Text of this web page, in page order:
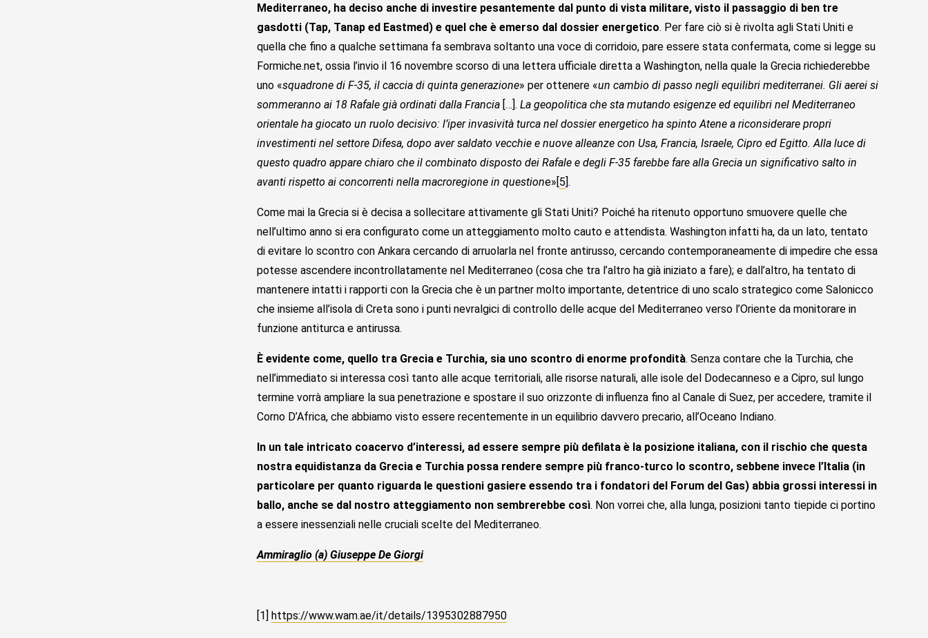
Mediterraneo, ha deciso anche di investire pesantemente dal punto di vista militare, visto il passaggio di ben tre
gasdotti (Tap, Tanap ed Eastmed) e quel che è emerso dal dossier energetico. Per fare ciò si è rivolta agli Stati Uniti e
quella che fino a qualche settimana fa sembrava soltanto una voce di corridoio, pare essere stata confermata, come si legge su
Formiche.net, ossia l’invio il 16 novembre scorso di una lettera ufficiale diretta a Washington, nella quale la Grecia richiederebbe
uno «squadrone di F-35, il caccia di quinta generazione» per ottenere «un cambio di passo negli equilibri mediterranei. Gli aerei si
sommeranno ai 18 Rafale già ordinati dalla Francia […]. La geopolitica che sta mutando esigenze ed equilibri nel Mediterraneo
orientale ha giocato un ruolo decisivo: l’iper invasività turca nel dossier energetico ha spinto Atene a riconsiderare propri
investimenti nel settore Difesa, dopo aver saldato vecchie e nuove alleanze con Usa, Francia, Israele, Cipro ed Egitto. Alla luce di
questo quadro appare chiaro che il combinato disposto dei Rafale e degli F-35 farebbe fare alla Grecia un significativo salto in
avanti rispetto ai concorrenti nella macroregione in questione»[5].
Come mai la Grecia si è decisa a sollecitare attivamente gli Stati Uniti? Poiché ha ritenuto opportuno smuovere quelle che
nell’ultimo anno si era configurato come un atteggiamento molto cauto e attendista. Washington infatti ha, da un lato, tentato
di evitare lo scontro con Ankara cercando di arruolarla nel fronte antirusso, cercando contemporaneamente di impedire che essa
potesse ascendere incontrollatamente nel Mediterraneo (cosa che tra l’altro ha già iniziato a fare); e dall’altro, ha tentato di
mantenere intatti i rapporti con la Grecia che è un partner molto importante, detentrice di uno scalo strategico come Salonicco
che insieme all’isola di Creta sono i punti nevralgici di controllo delle acque del Mediterraneo verso l’Oriente da monitorare in
funzione antiturca e antirussa.
È evidente come, quello tra Grecia e Turchia, sia uno scontro di enorme profondità. Senza contare che la Turchia, che
nell’immediato si interessa così tanto alle acque territoriali, alle risorse naturali, alle isole del Dodecanneso e a Cipro, sul lungo
termine vorrà ampliare la sua penetrazione e spostare il suo orizzonte di influenza fino al Canale di Suez, per accedere, tramite il
Corno D’Africa, che abbiamo visto essere recentemente in un equilibrio davvero precario, all’Oceano Indiano.
In un tale intricato coacervo d’interessi, ad essere sempre più defilata è la posizione italiana, con il rischio che questa
nostra equidistanza da Grecia e Turchia possa rendere sempre più franco-turco lo scontro, sebbene invece l’Italia (in
particolare per quanto riguarda le questioni gasiere essendo tra i fondatori del Forum del Gas) abbia grossi interessi in
ballo, anche se dal nostro atteggiamento non sembrerebbe così. Non vorrei che, alla lunga, posizioni tanto tiepide ci portino
a essere inessenziali nelle cruciali scelte del Mediterraneo.
Ammiraglio (a) Giuseppe De Giorgi
[1] https://www.wam.ae/it/details/1395302887950